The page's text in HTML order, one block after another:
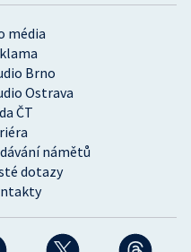
média
Brno
Ostrava
ČT
námětů
dotazy